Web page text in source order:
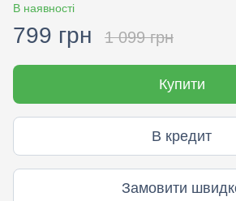
В наявності
799 грн 1 099 грн
Купити
В кредит
Замовити